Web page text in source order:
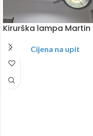
Kirurška lampa Martin
Cijena na upit